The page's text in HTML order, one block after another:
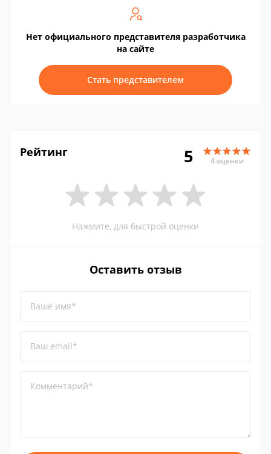
Нет официального представителя разработчика
на сайте
Стать представителем
Рейтинг 5 4 оценки
Нажмите, для быстрой оценки
Оставить отзыв
Ваше имя*
Ваш email*
Комментарий*